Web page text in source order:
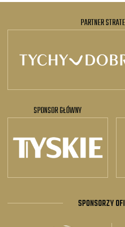
PARTNER
SPONSOR GŁÓWNY
SPONSORZY